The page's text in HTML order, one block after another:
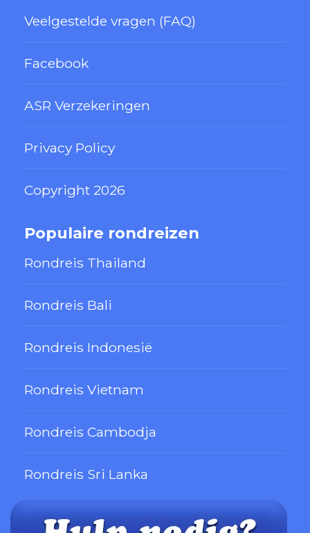
Veelgestelde vragen (FAQ)
Facebook
ASR Verzekeringen
Privacy Policy
Copyright 2026
Populaire rondreizen
Rondreis Thailand
Rondreis Bali
Rondreis Indonesië
Rondreis Vietnam
Rondreis Cambodja
Rondreis Sri Lanka